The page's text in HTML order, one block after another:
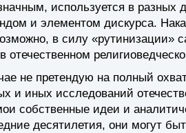
используется в
и элементом дискурса.
в силу «рутинизации»
отечественном
не претендую на полный
и иных исследований
собственные идеи и
десятилетия, они могут